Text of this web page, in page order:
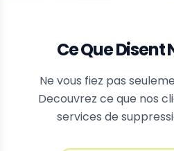
Ce Que Disent
Ne vous fiez pas
Decouvrez ce que nos
services de